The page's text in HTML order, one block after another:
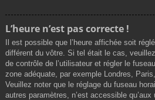
L’heure n’est pas correcte !
Il est possible que l’heure affichée soit
différent du vôtre. Si tel était le cas,
de contrôle de l’utilisateur et régler le
zone adéquate, par exemple Londres,
Veuillez noter que le réglage du fuseau
autres paramètres, n’est accessible